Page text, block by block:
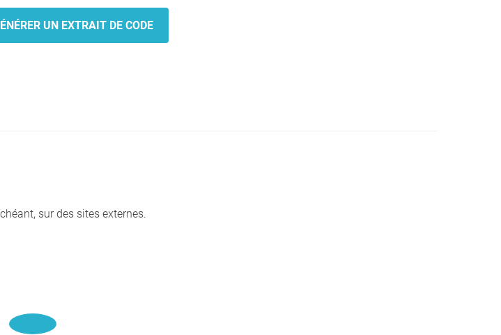
UN EXTRAIT DE CODE
sur des sites externes.